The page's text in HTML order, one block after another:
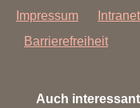
Impressum Intranet
Barrierefreiheit
Auch interessant